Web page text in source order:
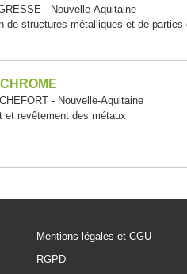
- Nouvelle-Aquitaine
de structures métalliques et de parties
- Nouvelle-Aquitaine
et revêtement des métaux
Mentions légales et CGU
RGPD